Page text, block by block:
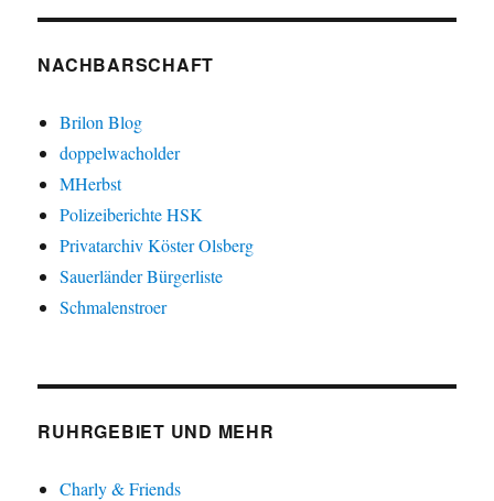
NACHBARSCHAFT
Brilon Blog
doppelwacholder
MHerbst
Polizeiberichte HSK
Privatarchiv Köster Olsberg
Sauerländer Bürgerliste
Schmalenstroer
RUHRGEBIET UND MEHR
Charly & Friends